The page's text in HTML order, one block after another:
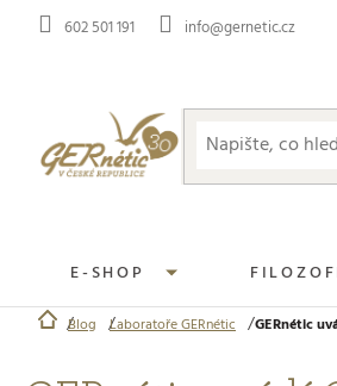
Přejít
602 501 191 info@gernetic.cz
E-SHOP
Domů
Blog Laboratoře GERnétic GERnétic